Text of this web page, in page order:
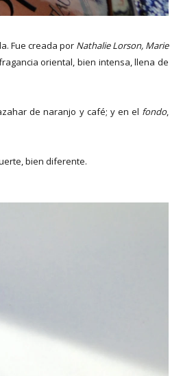
Fue creada por Nathalie Lorson, Marie
oriental, bien intensa, llena de
de naranjo y café; y en el fondo,
bien diferente.